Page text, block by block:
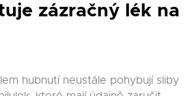
zázračný lék na
hubnutí neustále pohybují sliby